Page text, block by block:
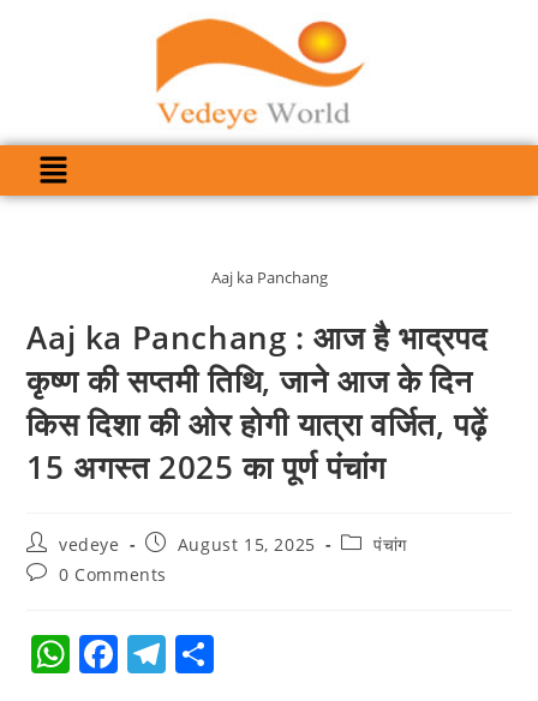
Aaj ka Panchang
Aaj ka Panchang : आज है भाद्रपद
कृष्ण की सप्तमी तिथि, जाने आज के दिन
किस दिशा की ओर होगी यात्रा वर्जित, पढ़ें
15 अगस्त 2025 का पूर्ण पंचांग
vedeye August 15, 2025
पंचांग
0 Comments
W F T